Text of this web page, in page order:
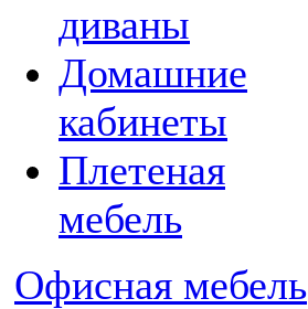
диваны
Домашние
кабинеты
Плетеная
мебель
Офисная мебель